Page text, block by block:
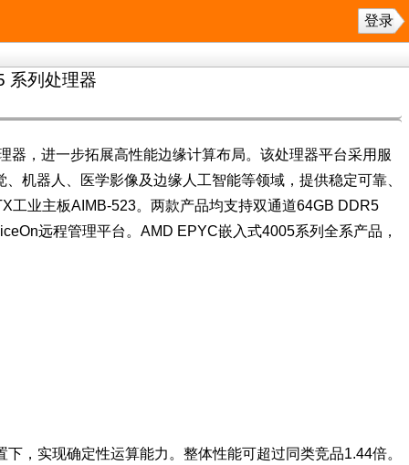
登录
系列处理器
，进一步拓展高性能边缘计算布局。该处理器平台采用服
机器人、医学影像及边缘人工智能等领域，提供稳定可靠、
工业主板AIMB-523。两款产品均支持双通道64GB DDR5
远程管理平台。AMD EPYC嵌入式4005系列全系产品，
，实现确定性运算能力。整体性能可超过同类竞品1.44倍。